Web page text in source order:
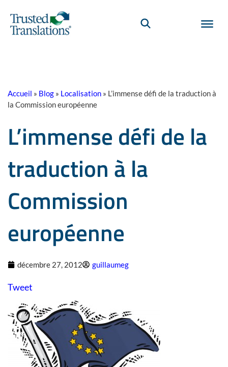
Accueil » Blog » Localisation » L’immense défi de la traduction à
la Commission européenne
L’immense défi de la
traduction à la
Commission
européenne
décembre 27, 2012 guillaumeg
Tweet